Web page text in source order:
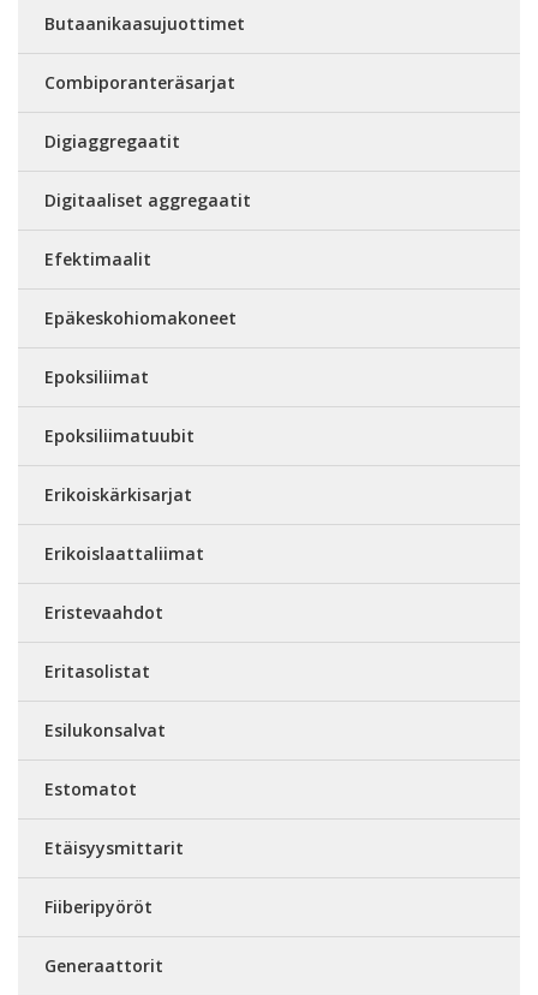
Butaanikaasujuottimet
Combiporanteräsarjat
Digiaggregaatit
Digitaaliset aggregaatit
Efektimaalit
Epäkeskohiomakoneet
Epoksiliimat
Epoksiliimatuubit
Erikoiskärkisarjat
Erikoislaattaliimat
Eristevaahdot
Eritasolistat
Esilukonsalvat
Estomatot
Etäisyysmittarit
Fiiberipyöröt
Generaattorit